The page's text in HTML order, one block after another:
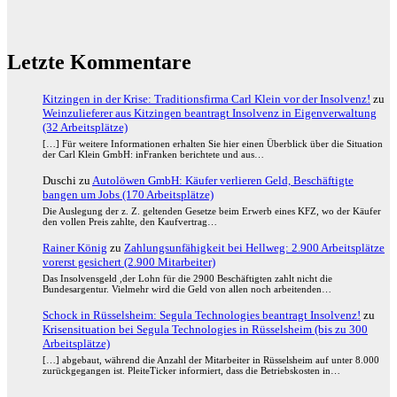
Letzte Kommentare
Kitzingen in der Krise: Traditionsfirma Carl Klein vor der Insolvenz! zu
Weinzulieferer aus Kitzingen beantragt Insolvenz in Eigenverwaltung
(32 Arbeitsplätze)
[…] Für weitere Informationen erhalten Sie hier einen Überblick über die Situation
der Carl Klein GmbH: inFranken berichtete und aus…
Duschi zuAutolöwen GmbH: Käufer verlieren Geld, Beschäftigte
bangen um Jobs (170 Arbeitsplätze)
Die Auslegung der z. Z. geltenden Gesetze beim Erwerb eines KFZ, wo der Käufer
den vollen Preis zahlte, den Kaufvertrag…
Rainer König zu Zahlungsunfähigkeit bei Hellweg: 2.900 Arbeitsplätze
vorerst gesichert (2.900 Mitarbeiter)
Das Insolvensgeld ,der Lohn für die 2900 Beschäftigten zahlt nicht die
Bundesargentur. Vielmehr wird die Geld von allen noch arbeitenden…
Schock in Rüsselsheim: Segula Technologies beantragt Insolvenz! zu
Krisensituation bei Segula Technologies in Rüsselsheim (bis zu 300
Arbeitsplätze)
[…] abgebaut, während die Anzahl der Mitarbeiter in Rüsselsheim auf unter 8.000
zurückgegangen ist. PleiteTicker informiert, dass die Betriebskosten in…